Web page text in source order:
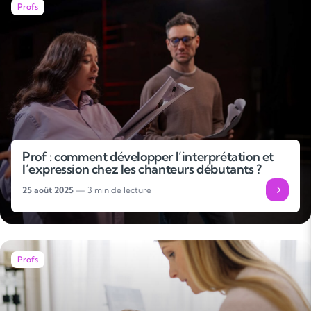
Profs
Prof : comment développer l’interprétation et
l’expression chez les chanteurs débutants ?
25 août 2025 — 3 min de lecture
Profs